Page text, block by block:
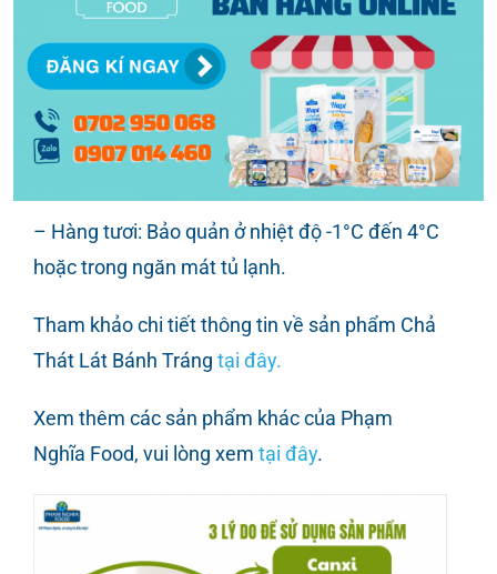
hương thơm hấp dẫn cho bữa ăn.
Hướng dẫn bảo quản:
– Hàng đông: Bảo quản ở nhiệt độ -18°C hoặc
– Hàng tươi: Bảo quản ở nhiệt độ -1°C đến 4°C
hoặc trong ngăn mát tủ lạnh.
Tham khảo chi tiết thông tin về sản phẩm Chả
Thát Lát Bánh Tráng tại đây.
Xem thêm các sản phẩm khác của Phạm
Nghĩa Food, vui lòng xem tại đây.